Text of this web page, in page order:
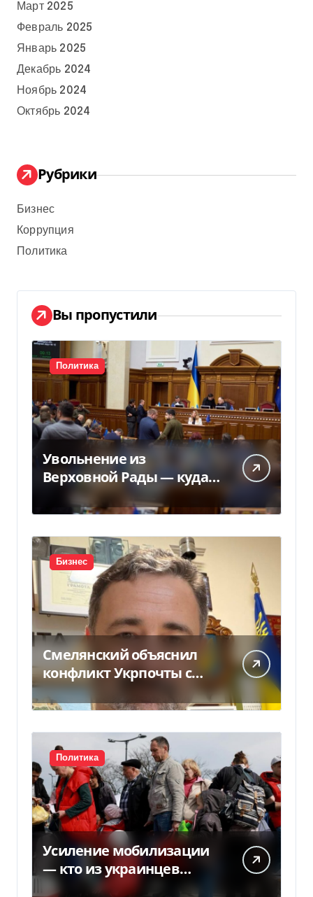
Март 2025
Февраль 2025
Январь 2025
Декабрь 2024
Ноябрь 2024
Октябрь 2024
Рубрики
Бизнес
Коррупция
Политика
Вы пропустили
Политика
Увольнение из
Верховной Рады — куда
исчез 71 народный
депутат за семь лет
Бизнес
Смелянский объяснил
конфликт Укрпочты с
НБУ из-за платежек
Политика
Усиление мобилизации
— кто из украинцев
потеряет право на